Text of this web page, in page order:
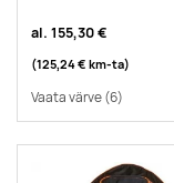
al. 155,30 €
(125,24 € km-ta)
Vaata värve(6)